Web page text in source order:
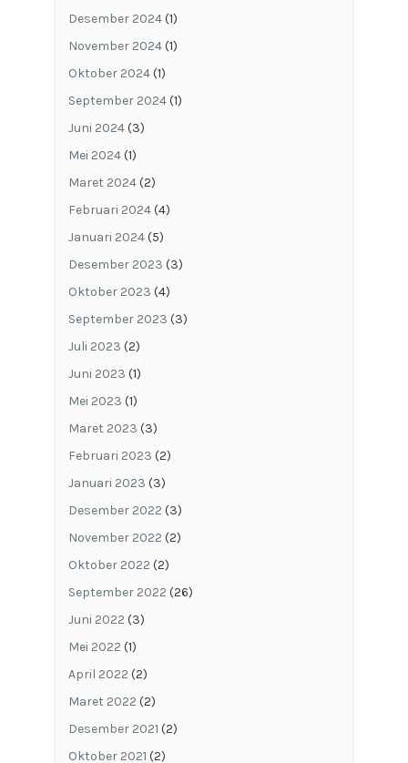
Desember 2024(1)
November 2024(1)
Oktober 2024(1)
September 2024(1)
Juni 2024(3)
Mei 2024(1)
Maret 2024(2)
Februari 2024(4)
Januari 2024(5)
Desember 2023 (3)
Oktober 2023 (4)
September 2023 (3)
Juli 2023 (2)
Juni 2023 (1)
Mei 2023 (1)
Maret 2023 (3)
Februari 2023 (2)
Januari 2023 (3)
Desember 2022 (3)
November 2022 (2)
Oktober 2022 (2)
September 2022 (26)
Juni 2022 (3)
Mei 2022 (1)
April 2022 (2)
Maret 2022 (2)
Desember 2021 (2)
Oktober 2021 (2)